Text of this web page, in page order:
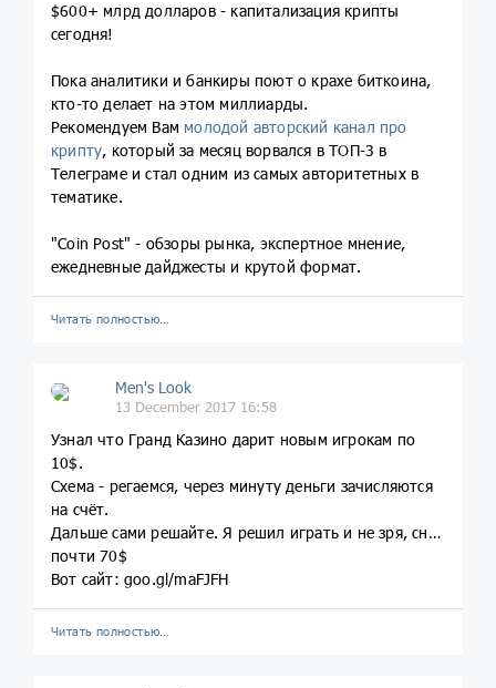
$600+ млрд долларов - капитализация крипты
сегодня!
Пока аналитики и банкиры поют о крахе биткоина,
кто-то делает на этом миллиарды.
Рекомендуем Вам молодой авторский канал про
крипту, который за месяц ворвался в ТОП-3 в
Телеграме и стал одним из самых авторитетных в
тематике.
"Coin Post" - обзоры рынка, экспертное мнение,
ежедневные дайджесты и крутой формат.
Читать полностью…
Men's Look
13 December 2017 16:58
Узнал что Гранд Казино дарит новым игрокам по
10$.
Схема - регаемся, через минуту деньги зачисляются
на счёт.
Дальше сами решайте. Я решил играть и не зря, снял
почти 70$
Вот сайт: goo.gl/maFJFH
Читать полностью…